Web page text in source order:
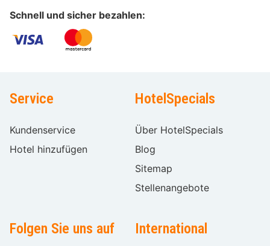
Schnell und sicher bezahlen:
Service
Kundenservice
Hotel hinzufügen
HotelSpecials
Über HotelSpecials
Blog
Sitemap
Stellenangebote
Folgen Sie uns auf International